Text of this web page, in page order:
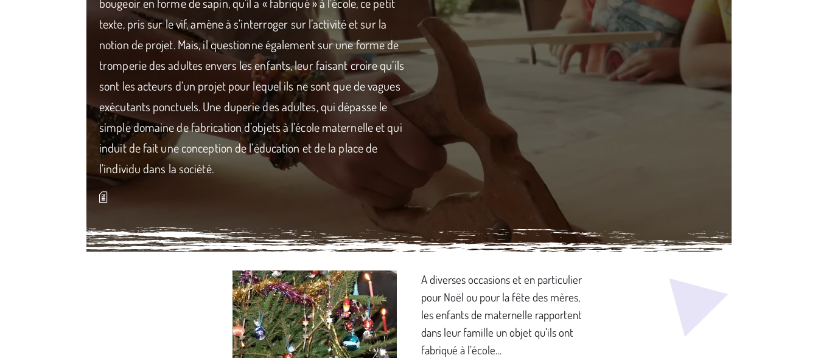
texte, pris sur le vif, amène à s’interroger sur l’activité et sur la
notion de projet. Mais, il questionne également sur une forme de
tromperie des adultes envers les enfants, leur faisant croire qu’ils
sont les acteurs d’un projet pour lequel ils ne sont que de vagues
exécutants ponctuels. Une duperie des adultes, qui dépasse le
simple domaine de fabrication d’objets à l’école maternelle et qui
induit de fait une conception de l’éducation et de la place de
l’individu dans la société.
A diverses occasions et en particulier
pour Noël ou pour la fête des mères,
les enfants de maternelle rapportent
dans leur famille un objet qu’ils ont
fabriqué à l’école…